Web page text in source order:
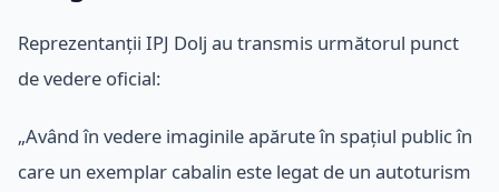
Reprezentanții IPJ Dolj au transmis următorul punct
de vedere oficial:
„Având în vedere imaginile apărute în spațiul public în
care un exemplar cabalin este legat de un autoturism